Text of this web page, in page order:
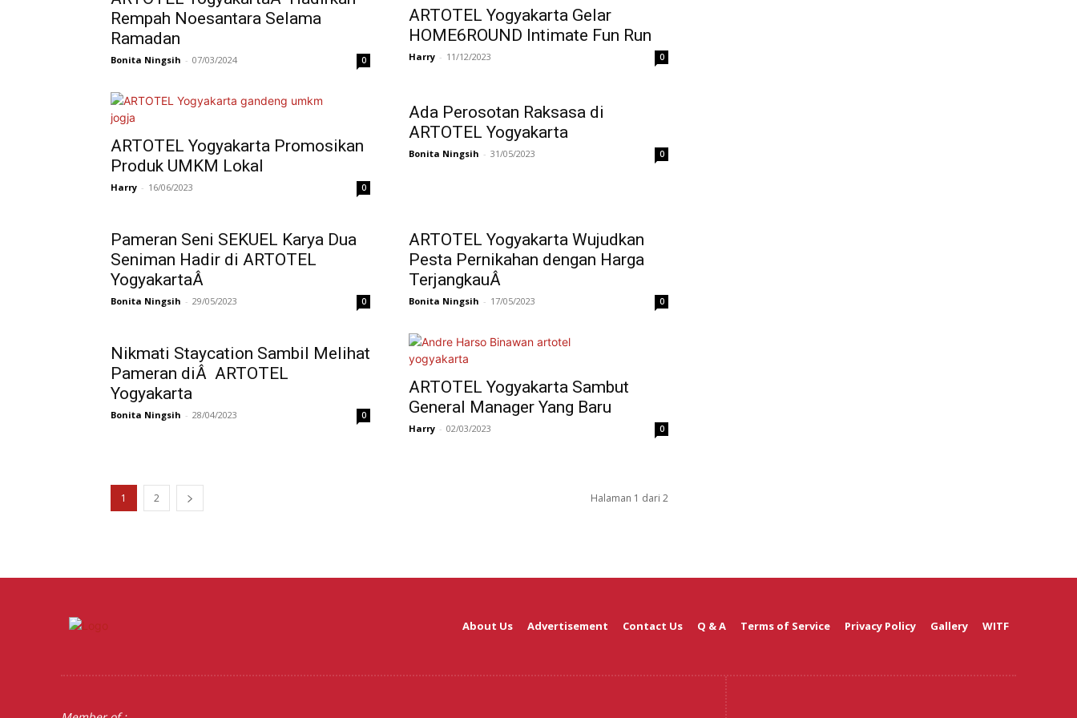
Rempah Noesantara Selama
Ramadan
Bonita Ningsih - 07/03/2024 0
ARTOTEL Yogyakarta Gelar
HOME6ROUND Intimate Fun Run
Harry - 11/12/2023 0
ARTOTEL Yogyakarta Promosikan
Produk UMKM Lokal
Harry - 16/06/2023 0
Ada Perosotan Raksasa di
ARTOTEL Yogyakarta
Bonita Ningsih - 31/05/2023 0
Pameran Seni SEKUEL Karya Dua
Seniman Hadir di ARTOTEL
YogyakartaÂ
Bonita Ningsih - 29/05/2023 0
ARTOTEL Yogyakarta Wujudkan
Pesta Pernikahan dengan Harga
TerjangkauÂ
Bonita Ningsih - 17/05/2023 0
Nikmati Staycation Sambil Melihat
Pameran diÂ ARTOTEL
Yogyakarta
Bonita Ningsih - 28/04/2023 0
ARTOTEL Yogyakarta Sambut
General Manager Yang Baru
Harry - 02/03/2023 0
1 2 Halaman 1 dari 2
About Us Advertisement Contact Us Q & A Terms of Service Privacy Policy Gallery WITF